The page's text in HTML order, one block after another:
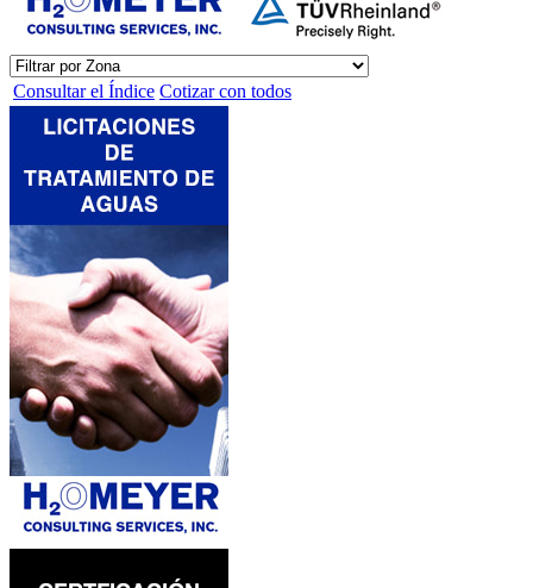
Consultar el Índice Cotizar con todos